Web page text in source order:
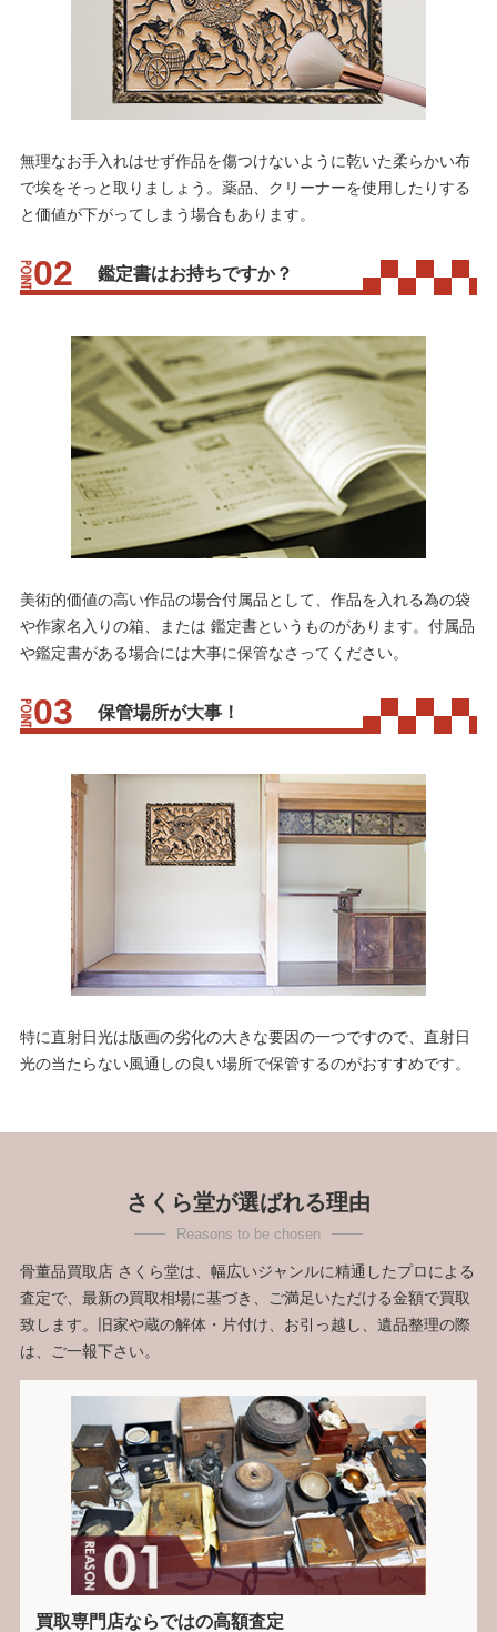
無理なお手入れはせず作品を傷つけないように乾いた柔らかい布
で埃をそっと取りましょう。薬品、クリーナーを使用したりする
と価値が下がってしまう場合もあります。
鑑定書はお持ちですか？
美術的価値の高い作品の場合付属品として、作品を入れる為の袋
や作家名入りの箱、または 鑑定書というものがあります。付属品
や鑑定書がある場合には大事に保管なさってください。
保管場所が大事！
特に直射日光は版画の劣化の大きな要因の一つですので、直射日
光の当たらない風通しの良い場所で保管するのがおすすめです。
さくら堂が選ばれる理由
骨董品買取店 さくら堂は、幅広いジャンルに精通したプロによる
査定で、最新の買取相場に基づき、ご満足いただける金額で買取
致します。旧家や蔵の解体・片付け、お引っ越し、遺品整理の際
は、ご一報下さい。
買取専門店ならではの高額査定